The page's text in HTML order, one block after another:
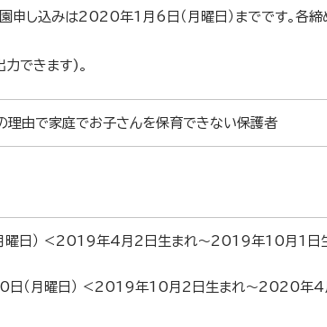
し込みは2020年1月6日（月曜日）までです。各締
力できます)。
理由で家庭でお子さんを保育できない保護者
日） <2019年4月2日生まれ～2019年10月1日
月曜日） <2019年10月2日生まれ～2020年4